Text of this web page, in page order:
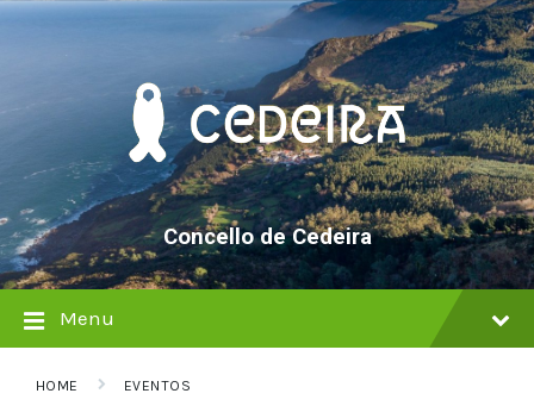
Skip
Skip
Skip
Concello de Cedeira
Menu
HOME EVENTOS